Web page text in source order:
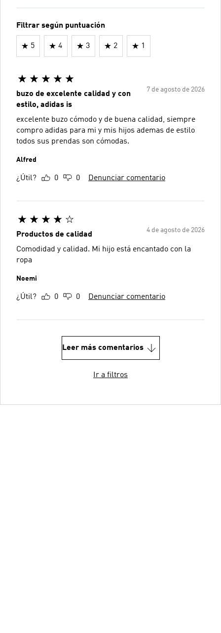
Filtrar según puntuación
5 4 3 2 1
7 de agosto de 2026
buzo de excelente calidad y con
estilo, adidas is
excelente buzo cómodo y de buena calidad, siempre
compro adidas para mi y mis hijos ademas de estilo
todos sus prendas son cómodas.
Alfred
¿Útil? 0 0 Denunciar comentario
4 de agosto de 2026
Productos de calidad
Comodidad y calidad. Mi hijo está encantado con la
ropa
Noemi
¿Útil? 0 0 Denunciar comentario
Leer más comentarios
Ir a filtros